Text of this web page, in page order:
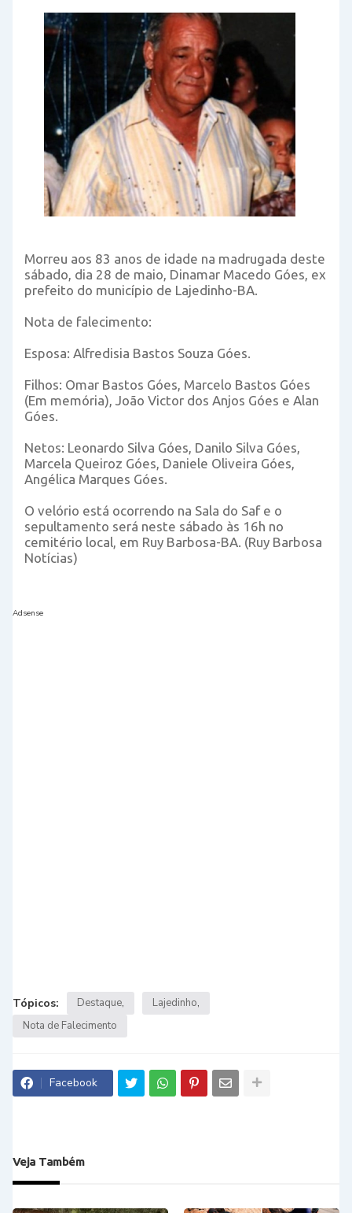
Morreu aos 83 anos de idade na madrugada deste
sábado, dia 28 de maio, Dinamar Macedo Góes, ex
prefeito do município de Lajedinho-BA.
Nota de falecimento:
Esposa: Alfredisia Bastos Souza Góes.
Filhos: Omar Bastos Góes, Marcelo Bastos Góes
(Em memória), João Victor dos Anjos Góes e Alan
Góes.
Netos: Leonardo Silva Góes, Danilo Silva Góes,
Marcela Queiroz Góes, Daniele Oliveira Góes,
Angélica Marques Góes.
O velório está ocorrendo na Sala do Saf e o
sepultamento será neste sábado às 16h no
cemitério local, em Ruy Barbosa-BA. (Ruy Barbosa
Notícias)
Adsense
Tópicos: Destaque
Lajedinho
Nota de Falecimento
Facebook
Veja Também